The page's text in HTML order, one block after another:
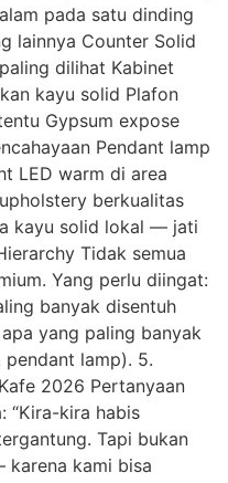
pada satu dinding
lainnya Counter Solid
dilihat Kabinet
kayu solid Plafon
Gypsum expose
Pendant lamp
LED warm di area
berkualitas
kayu solid lokal — jati
Tidak semua
Yang perlu diingat:
banyak disentuh
yang paling banyak
lamp). 5.
2026 Pertanyaan
“Kira-kira habis
Tapi bukan
kami bisa